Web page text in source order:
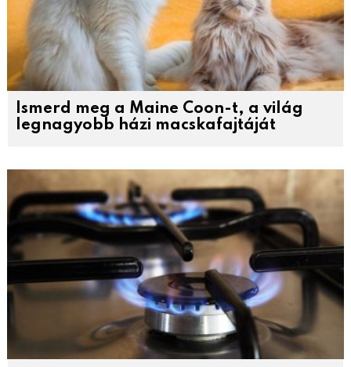
Ismerd meg a Maine Coon-t, a világ
legnagyobb házi macskafajtáját